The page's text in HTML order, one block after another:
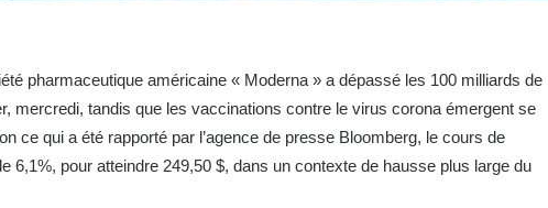
pharmaceutique américaine « Moderna » a dépassé les 100 milliards de
mercredi, tandis que les vaccinations contre le virus corona émergent se
ce qui a été rapporté par l’agence de presse Bloomberg, le cours de
6,1%, pour atteindre 249,50 $, dans un contexte de hausse plus large du